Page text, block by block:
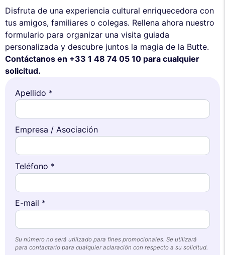
Disfruta de una experiencia cultural enriquecedora con
tus amigos, familiares o colegas. Rellena ahora nuestro
formulario para organizar una visita guiada
personalizada y descubre juntos la magia de la Butte.
Contáctanos en +33 1 48 74 05 10 para cualquier
solicitud.
Apellido *
Empresa / Asociación
Teléfono *
E-mail *
Su número no será utilizado para fines promocionales. Se utilizará
para contactarlo para cualquier aclaración con respecto a su solicitud.